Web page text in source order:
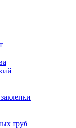
труб